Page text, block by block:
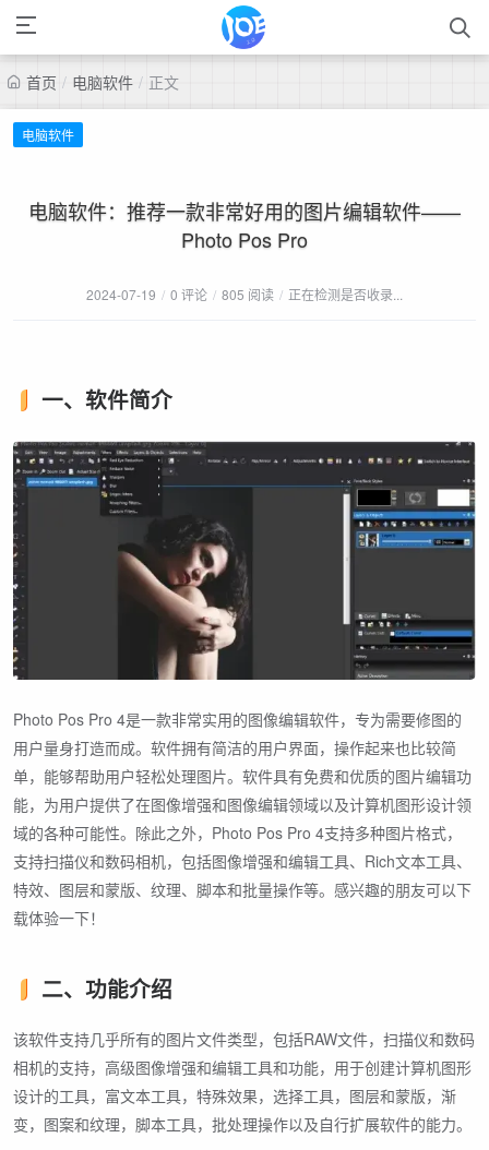
首页 / 电脑软件 / 正文
电脑软件
电脑软件：推荐一款非常好用的图片编辑软件——
Photo Pos Pro
2024-07-19 / 0 评论 / 805 阅读 / 正在检测是否收录...
一、软件简介
Photo Pos Pro 4是一款非常实用的图像编辑软件，专为需要修图的
用户量身打造而成。软件拥有简洁的用户界面，操作起来也比较简
单，能够帮助用户轻松处理图片。软件具有免费和优质的图片编辑功
能，为用户提供了在图像增强和图像编辑领域以及计算机图形设计领
域的各种可能性。除此之外，Photo Pos Pro 4支持多种图片格式，
支持扫描仪和数码相机，包括图像增强和编辑工具、Rich文本工具、
特效、图层和蒙版、纹理、脚本和批量操作等。感兴趣的朋友可以下
载体验一下！
二、功能介绍
该软件支持几乎所有的图片文件类型，包括RAW文件，扫描仪和数码
相机的支持，高级图像增强和编辑工具和功能，用于创建计算机图形
设计的工具，富文本工具，特殊效果，选择工具，图层和蒙版，渐
变，图案和纹理，脚本工具，批处理操作以及自行扩展软件的能力。